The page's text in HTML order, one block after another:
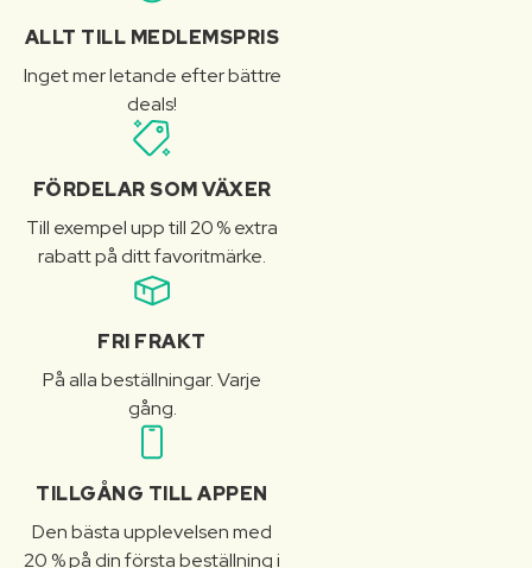
ALLT TILL MEDLEMSPRIS
Inget mer letande efter bättre
deals!
FÖRDELAR SOM VÄXER
Till exempel upp till 20 % extra
rabatt på ditt favoritmärke.
FRI FRAKT
På alla beställningar. Varje
gång.
TILLGÅNG TILL APPEN
Den bästa upplevelsen med
20 % på din första beställning i